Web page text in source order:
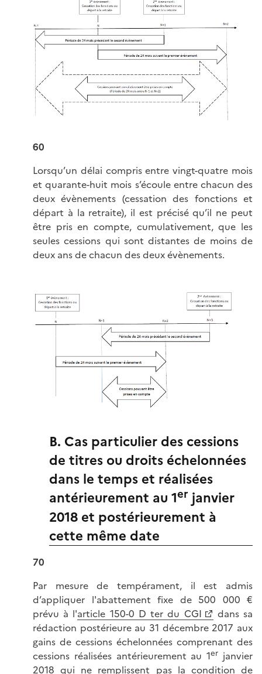
60
Lorsqu’un délai compris entre vingt-quatre mois
et quarante-huit mois s’écoule entre chacun des
deux évènements (cessation des fonctions et
départ à la retraite), il est précisé qu’il ne peut
être pris en compte, cumulativement, que les
seules cessions qui sont distantes de moins de
deux ans de chacun des deux évènements.
B. Cas particulier des cessions
de titres ou droits échelonnées
dans le temps et réalisées
antérieurement au 1er janvier
2018 et postérieurement à
cette même date
70
Par mesure de tempérament, il est admis
d’appliquer l'abattement fixe de 500 000 €
prévu à l'article 150-0 D ter du CGI
dans sa
rédaction postérieure au 31 décembre 2017 aux
gains de cessions échelonnées comprenant des
cessions réalisées antérieurement au 1er janvier
2018 qui ne remplissent pas la condition de